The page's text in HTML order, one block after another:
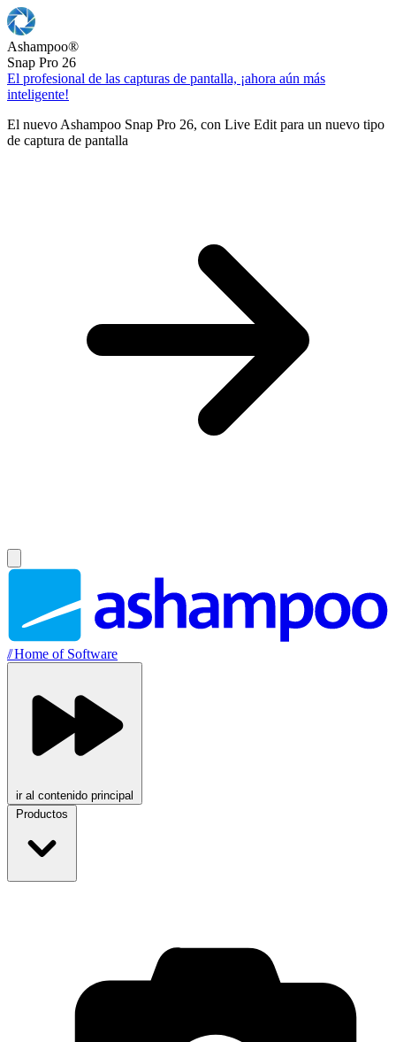
Ashampoo®
Snap Pro 26
El profesional de las capturas de pantalla, ¡ahora aún más
inteligente!
El nuevo Ashampoo Snap Pro 26, con Live Edit para un nuevo tipo
de captura de pantalla
//Home of Software
ir al contenido principal
Productos